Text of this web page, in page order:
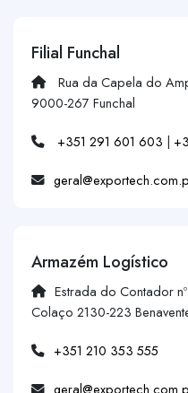
Filial Funchal
Rua da Capela do
9000-267 Funchal
+351 291 601 603 |
Armazém Logístico
Estrada do Contador
Colaço 2130-223
+351 210 353 555